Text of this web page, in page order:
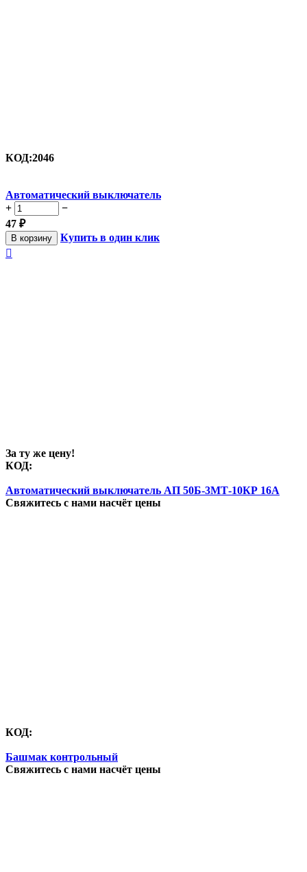
КОД:2046
Автоматический выключатель
+
−
47 ₽
В корзину
Купить в один клик

За ту же цену!
КОД:
Автоматический выключатель АП 50Б-3МТ-10КР 16А
Свяжитесь с нами насчёт цены
КОД:
Башмак контрольный
Свяжитесь с нами насчёт цены